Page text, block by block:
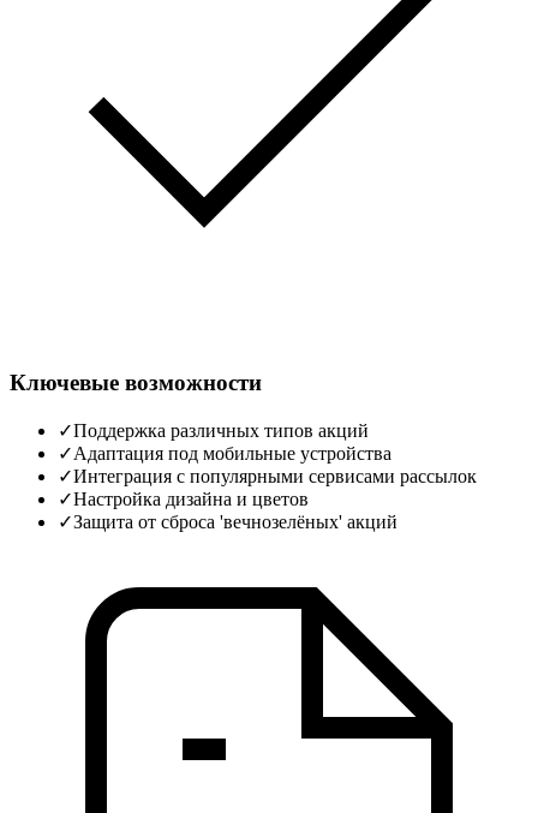
Ключевые возможности
✓Поддержка различных типов акций
✓Адаптация под мобильные устройства
✓Интеграция с популярными сервисами рассылок
✓Настройка дизайна и цветов
✓Защита от сброса 'вечнозелёных' акций